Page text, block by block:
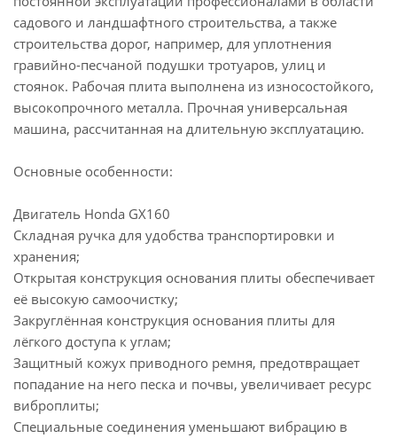
садового и ландшафтного строительства, а также
строительства дорог, например, для уплотнения
гравийно-песчаной подушки тротуаров, улиц и
стоянок. Рабочая плита выполнена из износостойкого,
высокопрочного металла. Прочная универсальная
машина, рассчитанная на длительную эксплуатацию.
Основные особенности:
Двигатель Honda GX160
Складная ручка для удобства транспортировки и
хранения;
Открытая конструкция основания плиты обеспечивает
её высокую самоочистку;
Закруглённая конструкция основания плиты для
лёгкого доступа к углам;
Защитный кожух приводного ремня, предотвращает
попадание на него песка и почвы, увеличивает ресурс
виброплиты;
Специальные соединения уменьшают вибрацию в